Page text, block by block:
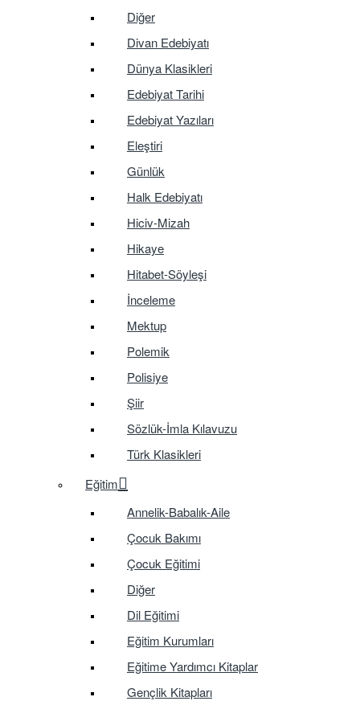
Diğer
Divan Edebiyatı
Dünya Klasikleri
Edebiyat Tarihi
Edebiyat Yazıları
Eleştiri
Günlük
Halk Edebiyatı
Hiciv-Mizah
Hikaye
Hitabet-Söyleşi
İnceleme
Mektup
Polemik
Polisiye
Şiir
Sözlük-İmla Kılavuzu
Türk Klasikleri
Eğitim
Annelik-Babalık-Aile
Çocuk Bakımı
Çocuk Eğitimi
Diğer
Dil Eğitimi
Eğitim Kurumları
Eğitime Yardımcı Kitaplar
Gençlik Kitapları